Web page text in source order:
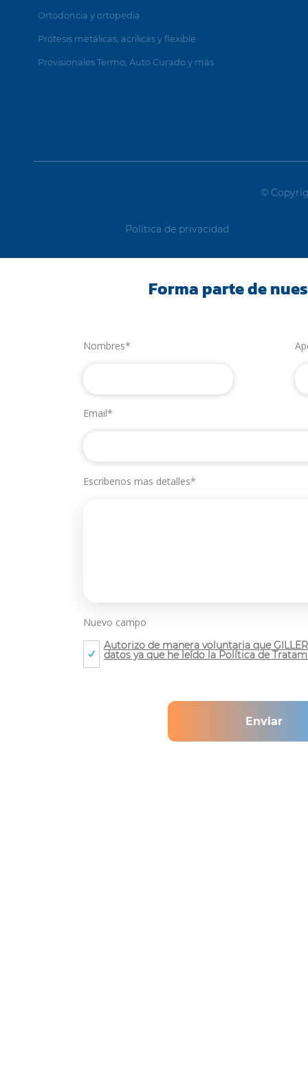
Ortodoncia y ortopedia
Prótesis metálicas, acrílicas y flexible
Provisionales Termo, Auto Curado y más
©
Política de privacidad
Forma parte de
Nombres*
Email*
Escribenos mas detalles*
Nuevo campo
Autorizo de manera voluntaria que
datos ya que he leído la Política de
Enviar